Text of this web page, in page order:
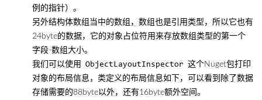
例的指针）。
另外结构体数组当中的数组，数组也是引用类型，所以它也有
24byte的数据，它的对象占位符用来存放数组类型的第一个
字段-数组大小。
我们可以使用
ObjectLayoutInspector 这个Nuget包打印
对象的布局信息，类定义的布局信息如下，可以看到除了数据
存储需要的88byte以外，还有16byte额外空间。